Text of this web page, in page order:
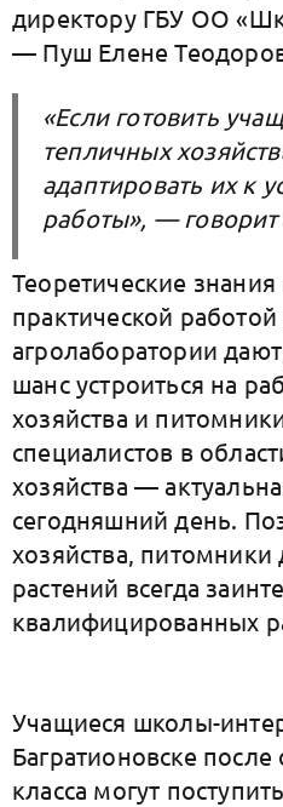
директору ГБУ ОО
— Пуш Елене
«Если готовить
тепличных
адаптировать их к
работы», —
Теоретические знания
практической
агролаборатории
шанс устроиться на
хозяйства и
специалистов в
хозяйства —
сегодняшний день.
хозяйства, питомники
растений всегда
квалифицированных
Учащиеся школы-
Багратионовске после
класса могут